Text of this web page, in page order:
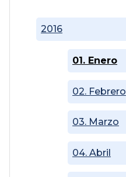
2016
01. Enero
02. Febrero
03. Marzo
04. Abril